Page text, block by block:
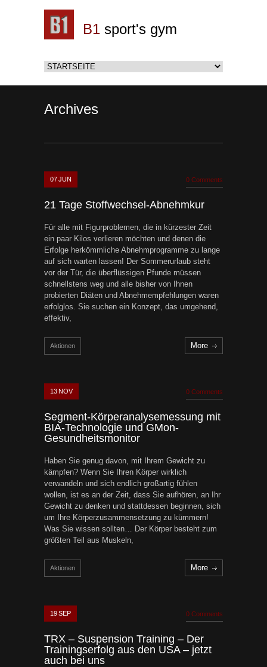
B1 sport's gym
Archives
07JUN 0 Comments
21 Tage Stoffwechsel-Abnehmkur
Für alle mit Figurproblemen, die in kürzester Zeit
ein paar Kilos verlieren möchten und denen die
Erfolge herkömmliche Abnehmprogramme zu lange
auf sich warten lassen! Der Sommerurlaub steht
vor der Tür, die überflüssigen Pfunde müssen
schnellstens weg und alle bisher von Ihnen
probierten Diäten und Abnehmempfehlungen waren
erfolglos. Sie suchen ein Konzept, das umgehend,
effektiv,
Aktionen More
13NOV 0 Comments
Segment-Körperanalysemessung mit
BIA-Technologie und GMon-
Gesundheitsmonitor
Haben Sie genug davon, mit Ihrem Gewicht zu
kämpfen? Wenn Sie Ihren Körper wirklich
verwandeln und sich endlich großartig fühlen
wollen, ist es an der Zeit, dass Sie aufhören, an Ihr
Gewicht zu denken und stattdessen beginnen, sich
um Ihre Körperzusammensetzung zu kümmern!
Was Sie wissen sollten… Der Körper besteht zum
größten Teil aus Muskeln,
Aktionen More
19SEP 0 Comments
TRX – Suspension Training – Der
Trainingserfolg aus den USA – jetzt
auch bei uns